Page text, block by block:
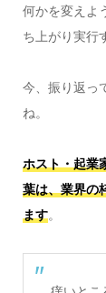
何かを変えよ
ち上がり実行
今、振り返っ
ね。
ホスト・起業
葉は、業界の
ます。